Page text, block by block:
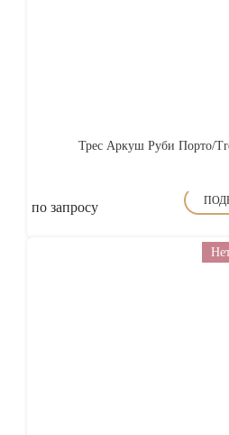
Трес Аркуш Руби Порто/
по запросу